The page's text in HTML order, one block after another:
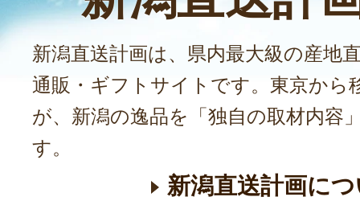
新潟直送計画は、県内最大級の産地
通販・ギフトサイトです。東京から
が、新潟の逸品を「独自の取材内容
す。
新潟直送計画に